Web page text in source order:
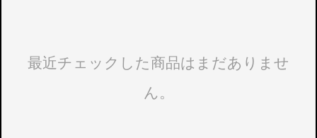
最近チェックした商品はまだありませ
ん。